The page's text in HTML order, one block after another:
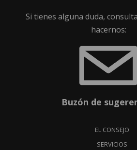
Si tienes alguna duda,
hacernos:
Buzón de
EL CONSEJO
SERVICIOS